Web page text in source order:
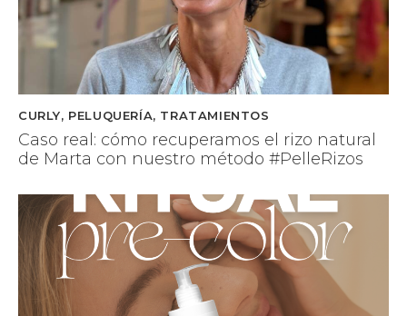
CURLY, PELUQUERÍA, TRATAMIENTOS
Caso real: cómo recuperamos el rizo natural
de Marta con nuestro método #PelleRizos